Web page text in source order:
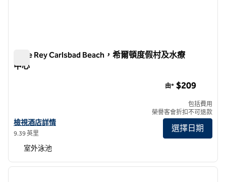
Cape Rey Carlsbad Beach，希爾頓度假村及水療
中心
查看希爾頓度假村及水療中心 Cape Rey Carlsbad Beach 的酒店詳情
檢視酒店詳情
9.39 英里
由* $209
包括費用
榮譽客會折扣不可退款
選擇日期
室外泳池
第 1 頁，共 12 頁
下一